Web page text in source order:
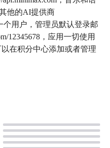
他的AI提供商
个用户，管理员默认登录邮
12345678，应用一切使用
在积分中心添加或者管理